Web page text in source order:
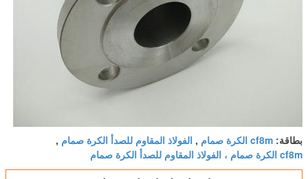
بطاقة: cf8m الكرة صمام , الفولاذ المقاوم للصدأ الكرة صمام ,
cf8m الكرة صمام ، الفولاذ المقاوم للصدأ الكرة صمام